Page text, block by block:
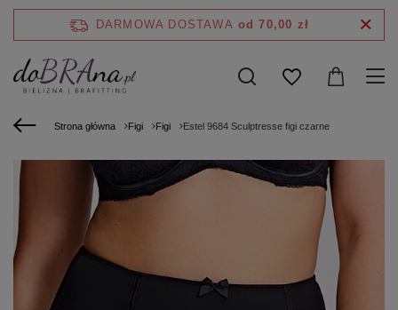
DARMOWA DOSTAWA od 70,00 zł
Strona główna Figi Figi Estel 9684 Sculptresse figi czarne